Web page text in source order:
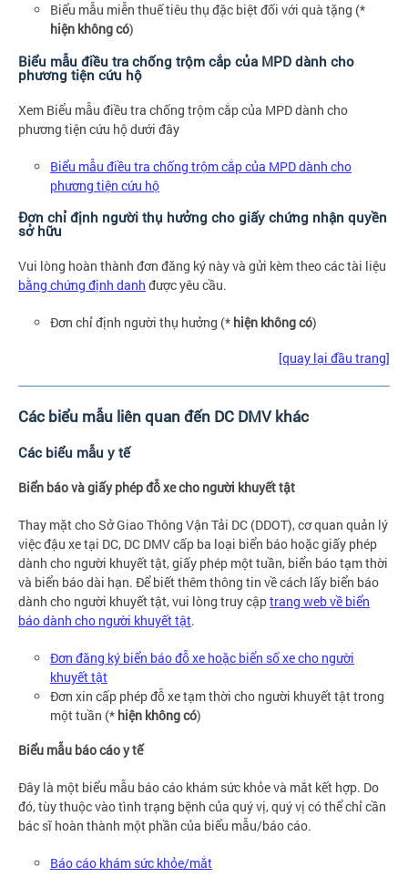
Biểu mẫu miễn thuế tiêu thụ đặc biệt đối với quà tặng (*
hiện không có)
Biểu mẫu điều tra chống trộm cắp của MPD dành cho
phương tiện cứu hộ
Xem Biểu mẫu điều tra chống trộm cắp của MPD dành cho
phương tiện cứu hộ dưới đây
Biểu mẫu điều tra chống trộm cắp của MPD dành cho
phương tiện cứu hộ
Đơn chỉ định người thụ hưởng cho giấy chứng nhận quyền
sở hữu
Vui lòng hoàn thành đơn đăng ký này và gửi kèm theo các tài liệu
bằng chứng định danh được yêu cầu.
Đơn chỉ định người thụ hưởng (* hiện không có)
[quay lại đầu trang]
Các biểu mẫu liên quan đến DC DMV khác
Các biểu mẫu y tế
Biển báo và giấy phép đỗ xe cho người khuyết tật
Thay mặt cho Sở Giao Thông Vận Tải DC (DDOT), cơ quan quản lý
việc đậu xe tại DC, DC DMV cấp ba loại biển báo hoặc giấy phép
dành cho người khuyết tật, giấy phép một tuần, biển báo tạm thời
và biển báo dài hạn. Để biết thêm thông tin về cách lấy biển báo
dành cho người khuyết tật, vui lòng truy cậptrang web về biển
báo dành cho người khuyết tật.
Đơn đăng ký biển báo đỗ xe hoặc biển số xe cho người
khuyết tật
Đơn xin cấp phép đỗ xe tạm thời cho người khuyết tật trong
một tuần (* hiện không có)
Biểu mẫu báo cáo y tế
Đây là một biểu mẫu báo cáo khám sức khỏe và mắt kết hợp. Do
đó, tùy thuộc vào tình trạng bệnh của quý vị, quý vị có thể chỉ cần
bác sĩ hoàn thành một phần của biểu mẫu/báo cáo.
Báo cáo khám sức khỏe/mắt